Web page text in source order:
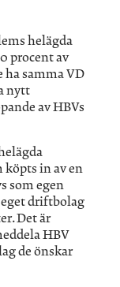
helägda
procent av
samma VD
nytt
av HBVs
köpts in av en
som egen
driftbolag
Det är
HBV
de önskar